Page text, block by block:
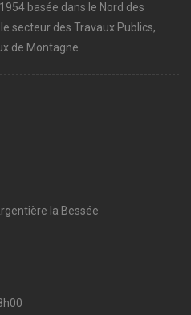
basée dans le Nord des
secteur des Travaux Publics,
de Montagne.
la Bessée